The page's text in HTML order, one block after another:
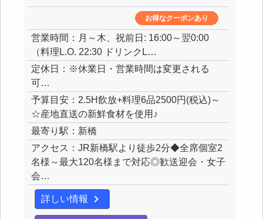
お得なクーポンあり
営業時間：月～木、祝前日: 16:00～翌0:00
（料理L.O. 22:30 ドリンクL…
定休日：※休業日・営業時間は変更される
可…
予算目安：2.5H飲放+料理6品2500円(税込)～
☆産地直送の新鮮食材を使用♪
最寄り駅：新橋
アクセス：JR新橋駅より徒歩2分◆全席個室2
名様～最大120名様まで対応◎歓送迎会・女子
会…
詳しい情報